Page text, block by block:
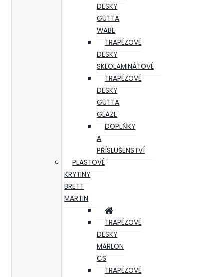
DESKY
GUTTA
WABE
TRAPÉZOVÉ
DESKY
SKLOLAMINÁTOVÉ
TRAPÉZOVÉ
DESKY
GUTTA
GLAZE
DOPLŇKY
A
PŘÍSLUŠENSTVÍ
PLASTOVÉ
KRYTINY
BRETT
MARTIN
TRAPÉZOVÉ
DESKY
MARLON
CS
TRAPÉZOVÉ